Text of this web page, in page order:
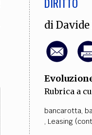
ECONOMIA
CULTURA
Arte, Cinema,
Letteratura
di
Rubrica a
bancarotta,
, Leasing